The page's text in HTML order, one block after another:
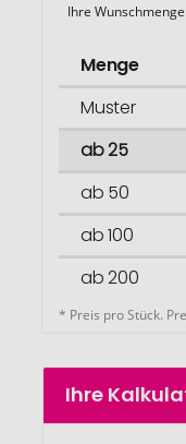
Ihre
Menge
Muster
ab 25
ab 50
ab 100
ab 200
* Preis pro Stück.
Ihre